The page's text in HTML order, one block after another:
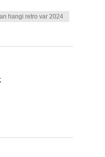
hangi retro var 2024